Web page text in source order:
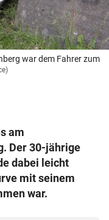
war dem Fahrer zum
am
Der 30-jährige
dabei leicht
mit seinem
war.